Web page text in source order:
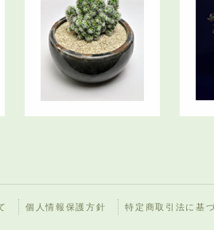
個人情報保護方針 特定商取引法に基